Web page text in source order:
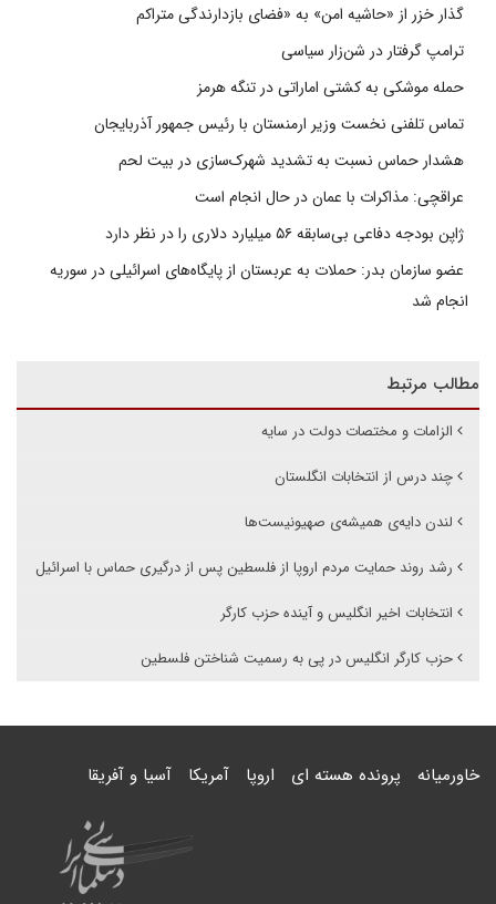
گذار خزر از «حاشیه امن» به «فضای بازدارندگی متراکم
ترامپ گرفتار در شن‌زار سیاسی
حمله موشکی به کشتی اماراتی در تنگه هرمز
تماس تلفنی نخست وزیر ارمنستان با رئیس جمهور آذربایجان
هشدار حماس نسبت به تشدید شهرک‌سازی در بیت‌ لحم
عراقچی: مذاکرات با عمان در حال انجام است
ژاپن بودجه دفاعی بی‌سابقه ۵۶ میلیارد دلاری را در نظر دارد
عضو سازمان بدر: حملات به عربستان از پایگاه‌های اسرائیلی در سوریه
انجام شد
مطالب مرتبط
الزامات و مختصات دولت در سایه
چند درس از انتخابات انگلستان
لندن دایه‌ی همیشه‌ی صهیونیست‌ها
رشد روند حمایت مردم اروپا از فلسطین پس از درگیری حماس با اسرائیل
انتخابات اخیر انگلیس و آینده حزب کارگر
حزب کارگر انگلیس در پی به رسمیت شناختن فلسطین
خاورمیانه پرونده هسته ای اروپا آمریکا آسیا و آفریقا